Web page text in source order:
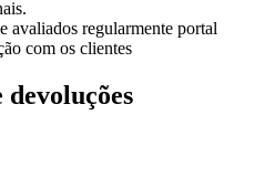
avaliados regularmente portal
com os clientes